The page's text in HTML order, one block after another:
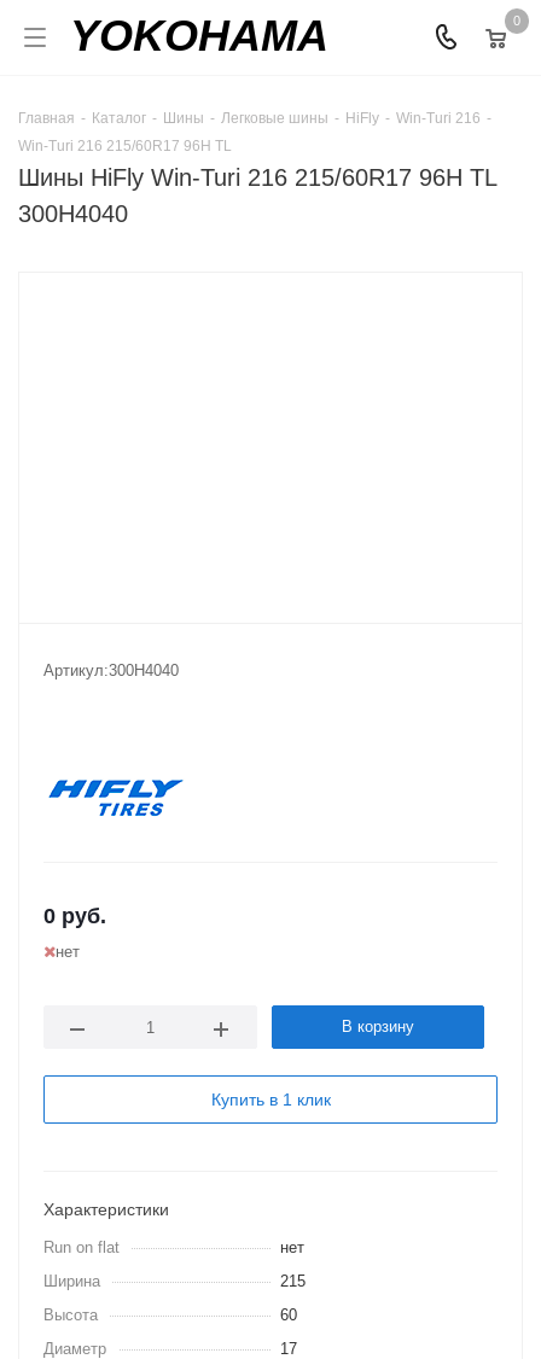
YOKOHAMA 0
Главная - Каталог - Шины - Легковые шины - HiFly - Win-Turi 216 -
Win-Turi 216 215/60R17 96H TL
Шины HiFly Win-Turi 216 215/60R17 96H TL
300H4040
Артикул:300H4040
0 руб.
нет
В корзину
Купить в 1 клик
Характеристики
Run on flat
нет
Ширина
215
Высота
60
Диаметр
17